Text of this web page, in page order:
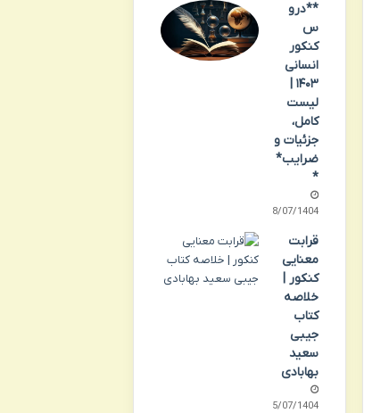
**درو
س
کنکور
انسانی
۱۴۰۳ |
لیست
کامل،
جزئیات و
ضرایب*
*
28/07/1404
قرابت
معنایی
کنکور |
خلاصه
کتاب
جیبی
سعید
بهابادی
25/07/1404